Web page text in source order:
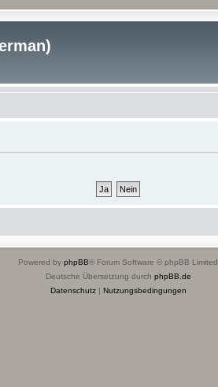
Powered by phpBB® Forum Software © phpBB Limited
Deutsche Übersetzung durch phpBB.de
Datenschutz| Nutzungsbedingungen